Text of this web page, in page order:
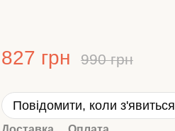
827 грн 990 грн
Повідомити, коли з'явиться